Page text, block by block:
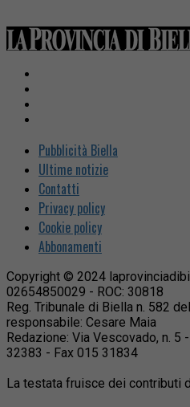
Pubblicità Biella
Ultime notizie
Contatti
Privacy policy
Cookie policy
Abbonamenti
Copyright © 2024
02654850029 - ROC: 30818
Reg. Tribunale di Biella n. 582
responsabile: Cesare Maia
Redazione: Via Vescovado, n. 5
32383 - Fax 015 31834
La testata fruisce dei contributi